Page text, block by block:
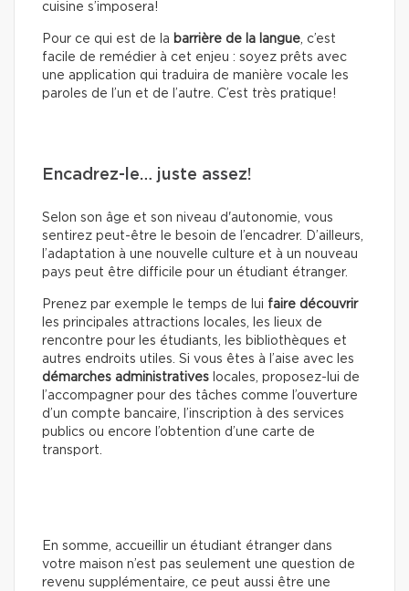
cuisine s’imposera!
Pour ce qui est de la barrière de la langue, c’est
facile de remédier à cet enjeu : soyez prêts avec
une application qui traduira de manière vocale les
paroles de l’un et de l’autre. C’est très pratique!
Encadrez-le… juste assez!
Selon son âge et son niveau d'autonomie, vous
sentirez peut-être le besoin de l’encadrer. D’ailleurs,
l’adaptation à une nouvelle culture et à un nouveau
pays peut être difficile pour un étudiant étranger.
Prenez par exemple le temps de lui faire découvrir
les principales attractions locales, les lieux de
rencontre pour les étudiants, les bibliothèques et
autres endroits utiles. Si vous êtes à l’aise avec les
démarches administratives locales, proposez-lui de
l’accompagner pour des tâches comme l’ouverture
d’un compte bancaire, l’inscription à des services
publics ou encore l’obtention d’une carte de
transport.
En somme, accueillir un étudiant étranger dans
votre maison n’est pas seulement une question de
revenu supplémentaire, ce peut aussi être une